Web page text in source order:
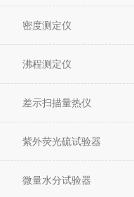
密度测定仪
沸程测定仪
差示扫描量热仪
紫外荧光硫试验器
微量水分试验器